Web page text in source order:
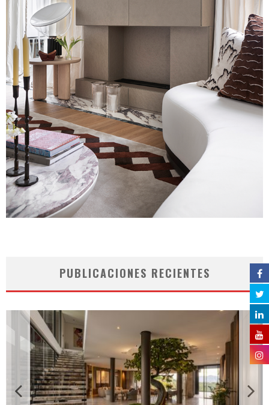
PUBLICACIONES RECIENTES